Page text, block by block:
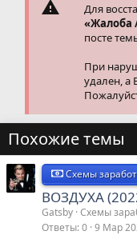
Для
«Жалоба
посте
При
удален, а
Похожие темы
Схемы
ВОЗДУХА
Gatsby Схемы
Ответы 0 9 Мар